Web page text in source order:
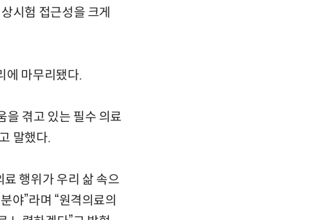
시험 접근성을 크게
에 마무리됐다.
을 겪고 있는 필수 의료
말했다.
행위가 우리 삶 속으
야”라며 “원격의료의